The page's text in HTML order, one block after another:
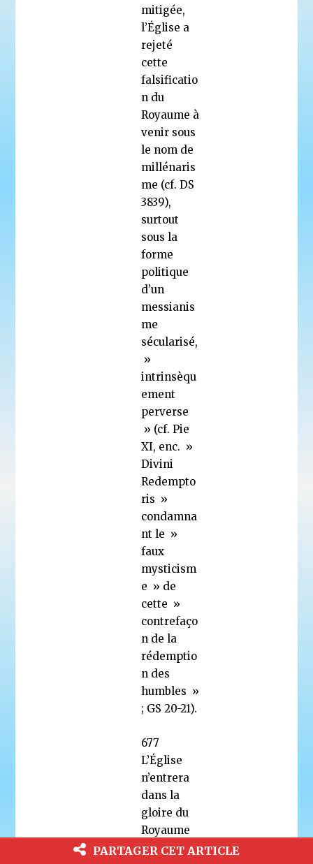
mitigée,
l’Église a
rejeté
cette
falsificatio
n du
Royaume à
venir sous
le nom de
millénaris
me (cf. DS
3839),
surtout
sous la
forme
politique
d’un
messianis
me
sécularisé,
»
intrinsèqu
ement
perverse
» (cf. Pie
XI, enc. »
Divini
Redempto
ris »
condamna
nt le »
faux
mysticism
e » de
cette »
contrefaço
n de la
rédemptio
n des
humbles »
; GS 20-21).
677
L’Église
n’entrera
dans la
gloire du
Royaume
qu’à
PARTAGER CET ARTICLE